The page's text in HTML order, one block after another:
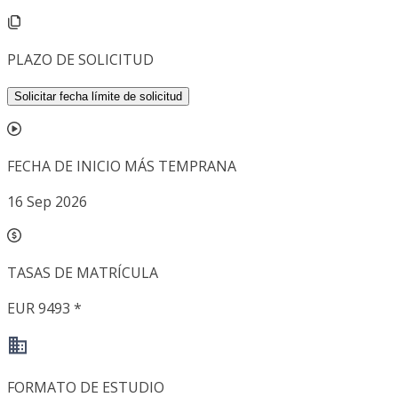
PLAZO DE SOLICITUD
Solicitar fecha límite de solicitud
FECHA DE INICIO MÁS TEMPRANA
16 Sep 2026
TASAS DE MATRÍCULA
EUR 9493 *
FORMATO DE ESTUDIO